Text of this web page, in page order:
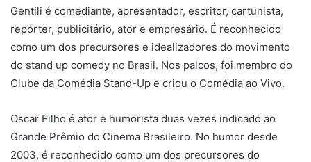
Gentili é comediante, apresentador, escritor, cartunista,
repórter, publicitário, ator e empresário. É reconhecido
como um dos precursores e idealizadores do movimento
do stand up comedy no Brasil. Nos palcos, foi membro do
Clube da Comédia Stand-Up e criou o Comédia ao Vivo.
Oscar Filho é ator e humorista duas vezes indicado ao
Grande Prêmio do Cinema Brasileiro. No humor desde
2003, é reconhecido como um dos precursores do